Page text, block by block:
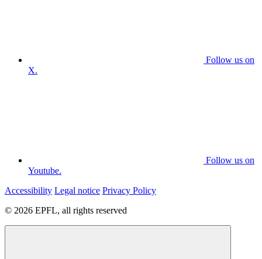
Follow us on
X.
Follow us on
Youtube.
Accessibility Legal notice Privacy Policy
© 2026 EPFL, all rights reserved